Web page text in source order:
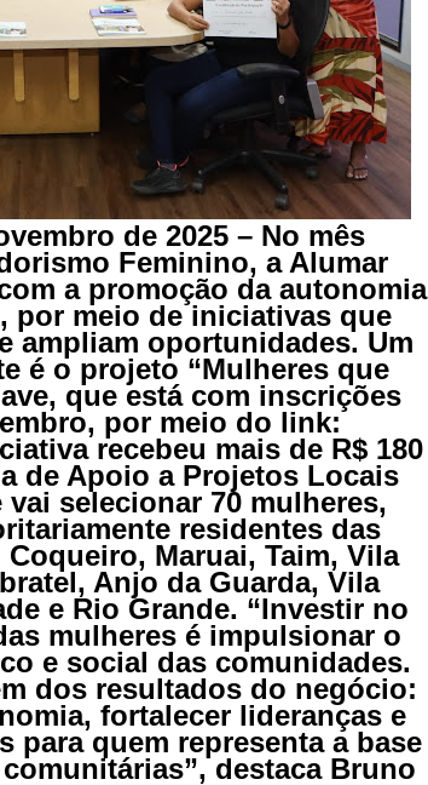
de 2025 – No mês
Feminino, a Alumar
a promoção da autonomia
por meio de iniciativas que
ampliam oportunidades. Um
é o projeto “Mulheres que
que está com inscrições
por meio do link:
recebeu mais de R$ 180
de Apoio a Projetos Locais
selecionar 70 mulheres,
residentes das
Maruai, Taim, Vila
Anjo da Guarda, Vila
e Rio Grande. “Investir no
mulheres é impulsionar o
e social das comunidades.
dos resultados do negócio:
fortalecer lideranças e
para quem representa a base
destaca Bruno